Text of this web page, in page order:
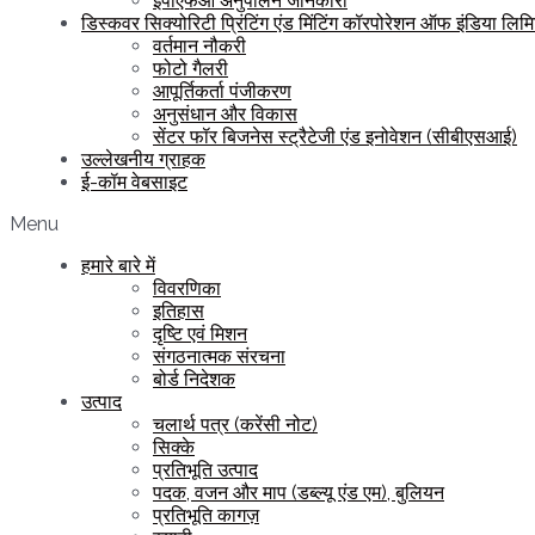
डिस्कवर सिक्योरिटी प्रिंटिंग एंड मिंटिंग कॉरपोरेशन ऑफ इंडिया
वर्तमान नौकरी
फोटो गैलरी
आपूर्तिकर्ता पंजीकरण
अनुसंधान और विकास
सेंटर फॉर बिजनेस स्ट्रैटेजी एंड इनोवेशन (सीबीएसआई)
उल्लेखनीय ग्राहक
ई-कॉम वेबसाइट
Menu
हमारे बारे में
विवरणिका
इतिहास
दृष्टि एवं मिशन
संगठनात्मक संरचना
बोर्ड निदेशक
उत्पाद
चलार्थ पत्र (करेंसी नोट)
सिक्के
प्रतिभूति उत्पाद
पदक, वजन और माप (डब्ल्यू एंड एम), बुलियन
प्रतिभूति कागज़